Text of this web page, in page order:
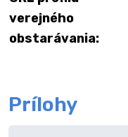
verejného
obstarávania:
Prílohy